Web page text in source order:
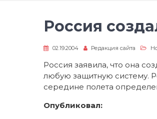
Россия
02.19.2004 Редакция сайта
Россия заявила, что она
любую защитную систему.
середине полета
Опубликовал: